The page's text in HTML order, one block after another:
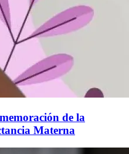
de la
Materna